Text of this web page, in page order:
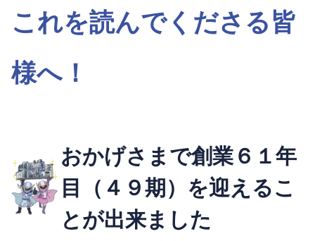
これを読んでくださる皆
様へ！
おかげさまで創業６１年
目（４９期）を迎えるこ
とが出来ました